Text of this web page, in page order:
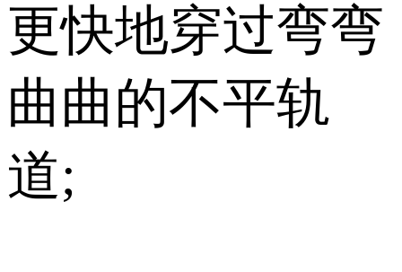
更快地穿过弯弯
曲曲的不平轨
道;